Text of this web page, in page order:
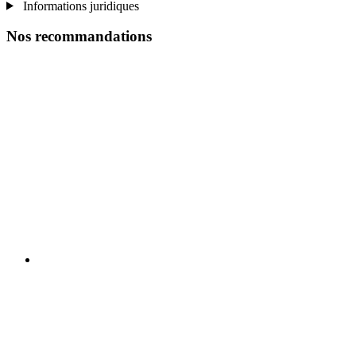
Informations juridiques
Nos recommandations